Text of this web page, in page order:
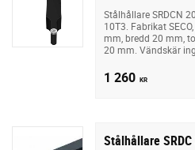
Stålhållare SRDCN
10T3. Fabrikat
mm, bredd 20 mm,
20 mm. Vändskär
1 260 KR
Stålhållare